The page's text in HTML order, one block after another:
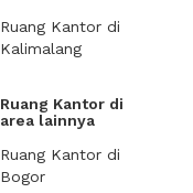
Ruang Kantor di
Kalimalang
Ruang Kantor di
area lainnya
Ruang Kantor di
Bogor